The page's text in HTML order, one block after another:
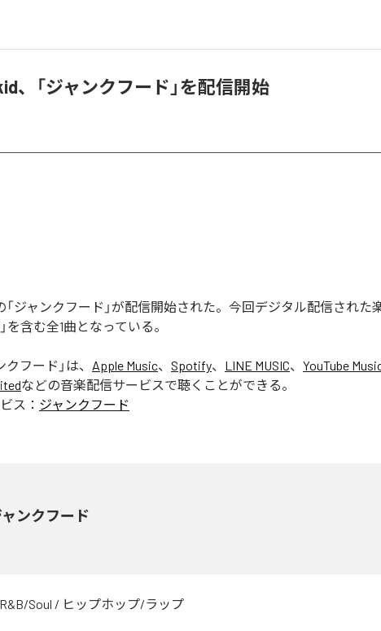
、「ジャンクフード」を配信開始
「ジャンクフード」が配信開始された。今回デジタル配信された
を含む全1曲となっている。
クフード 」は、 Apple Music、 Spotify、 LINE MUSIC、 YouTube
などの音楽配信サービスで聴くことができる。
ス： ジャンクフード
ンクフード
R&B/Soul / ヒップホップ/ラップ